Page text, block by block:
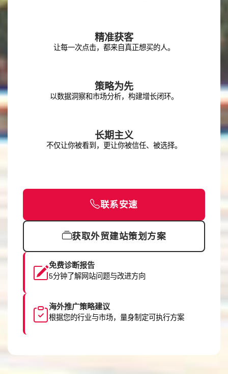
精准获客
让每一次点击，都来自真正想买的人。
策略为先
以数据洞察和市场分析，构建增长闭环。
长期主义
不仅让你被看到，更让你被信任、被选择。
联系安速
获取外贸建站策划方案
免费诊断报告
5分钟了解网站问题与改进方向
海外推广策略建议
根据您的行业与市场，量身制定可执行方案